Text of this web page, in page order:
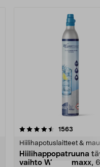
1563
Hiilihapotuslaitteet &
Hiilihappopatruuna
vaihto Wassermaxx,
4.5viidestä